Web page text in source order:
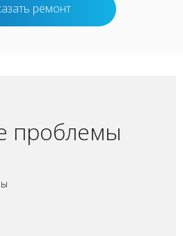
ремонт
проблемы